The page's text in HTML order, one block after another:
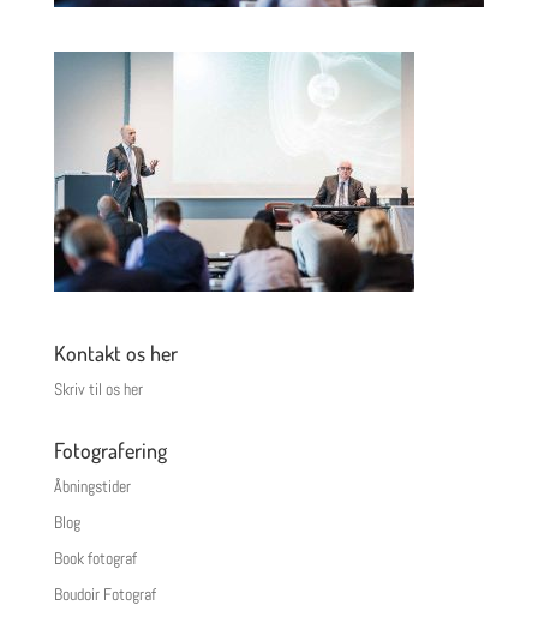
Kontakt os her
Skriv til os her
Fotografering
Åbningstider
Blog
Book fotograf
Boudoir Fotograf